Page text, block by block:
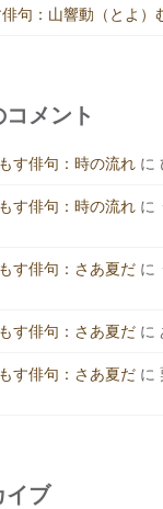
句：山響動（とよ）
メント
す俳句：時の流れ に
す俳句：時の流れ に
す俳句：さあ夏だ に
す俳句：さあ夏だ に
す俳句：さあ夏だ に
イブ